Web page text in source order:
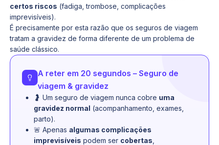
certos riscos (fadiga, trombose, complicações
imprevisíveis).
É precisamente por esta razão que os seguros de viagem
tratam a gravidez de forma diferente de um problema de
saúde clássico.
A reter em 20 segundos – Seguro de
viagem & gravidez
🤰 Um seguro de viagem nunca cobre uma
gravidez normal (acompanhamento, exames,
parto).
🚨 Apenas algumas complicações
imprevisíveis podem ser cobertas